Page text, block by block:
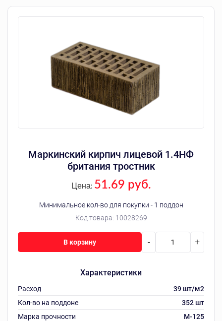
Маркинский кирпич лицевой 1.4НФ
британия тростник
Код товара: 10028269
Цена: 51.69 руб.
Минимальное кол-во для покупки - 1 поддон
Характеристики
Расход
39 шт/м2
Кол-во на поддоне
352 шт
Марка прочности
M-125
- +
В корзину